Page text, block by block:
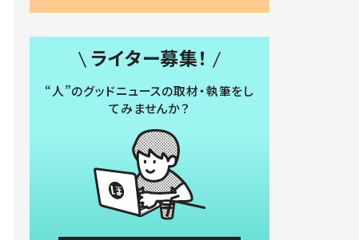
ライター募集！
“人”のグッドニュースの取材・執筆をし
てみませんか？